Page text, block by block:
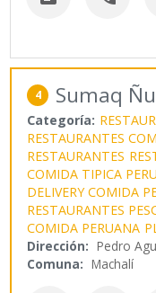
4 Sumaq
Categoría:
RESTAURANTES
RESTAURANTES
COMIDA TIPICA
DELIVERY COMIDA
RESTAURANTES
COMIDA PERUANA
Dirección: Pedro
Comuna: Machalí